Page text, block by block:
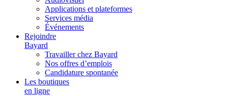
Applications et plateformes
Services média
Événements
Rejoindre
Bayard
Travailler chez Bayard
Nos offres d’emplois
Candidature spontanée
Les boutiques
en ligne